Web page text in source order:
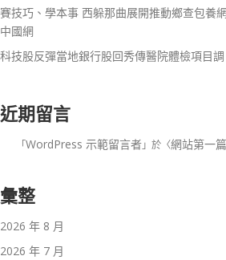
賽技巧、學本事 西躲那曲展開推動鄉查包養
中國網
科技股反彈當地銀行股回秀傳醫院體檢項目
近期留言
「WordPress 示範留言者」於〈網站第一
彙整
2026 年 8 月
2026 年 7 月